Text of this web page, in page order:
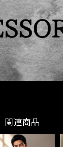
関連商品